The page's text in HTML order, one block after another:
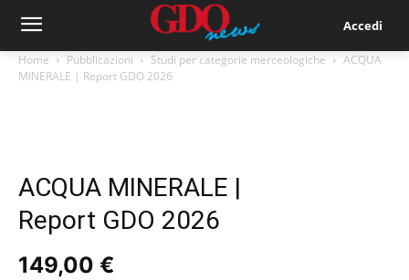
Accedi
Home Pubblicazioni Studi per categorie merceologiche
ACQUA
MINERALE | Report GDO 2026
ACQUA MINERALE |
Report GDO 2026
149,00 €